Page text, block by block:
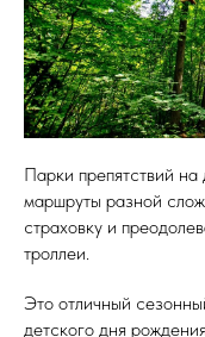
Парки препятствий на
маршруты разной
страховку и
троллеи.
Это отличный
детского дня